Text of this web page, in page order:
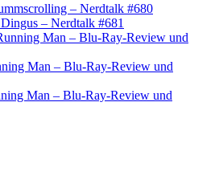
– Nerdtalk #680
– Nerdtalk #681
Man – Blu-Ray-Review und
Man – Blu-Ray-Review und
Man – Blu-Ray-Review und